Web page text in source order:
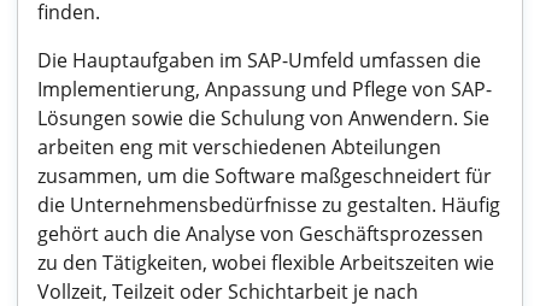
finden.
Die Hauptaufgaben im SAP-Umfeld umfassen die
Implementierung, Anpassung und Pflege von SAP-
Lösungen sowie die Schulung von Anwendern. Sie
arbeiten eng mit verschiedenen Abteilungen
zusammen, um die Software maßgeschneidert für
die Unternehmensbedürfnisse zu gestalten. Häufig
gehört auch die Analyse von Geschäftsprozessen
zu den Tätigkeiten, wobei flexible Arbeitszeiten wie
Vollzeit, Teilzeit oder Schichtarbeit je nach